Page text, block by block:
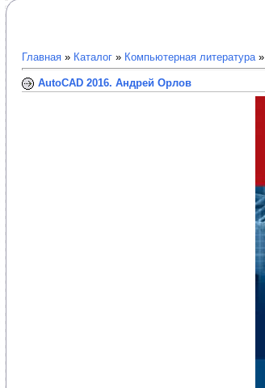
Главная » Каталог » Компьютерная литература»
AutoCAD 2016. Андрей Орлов